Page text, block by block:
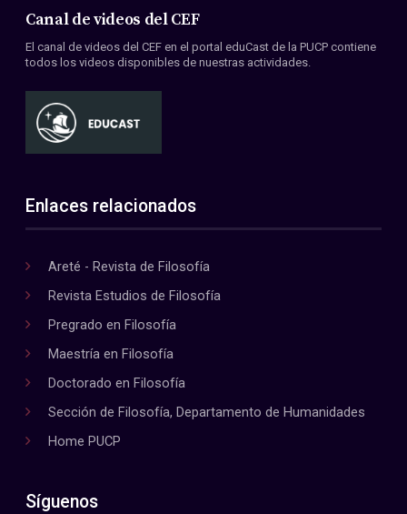
Canal de videos del CEF
El canal de videos del CEF en el portal eduCast de la PUCP contiene
todos los videos disponibles de nuestras actividades.
Enlaces relacionados
Areté - Revista de Filosofía
Revista Estudios de Filosofía
Pregrado en Filosofía
Maestría en Filosofía
Doctorado en Filosofía
Sección de Filosofía, Departamento de Humanidades
Home PUCP
Síguenos